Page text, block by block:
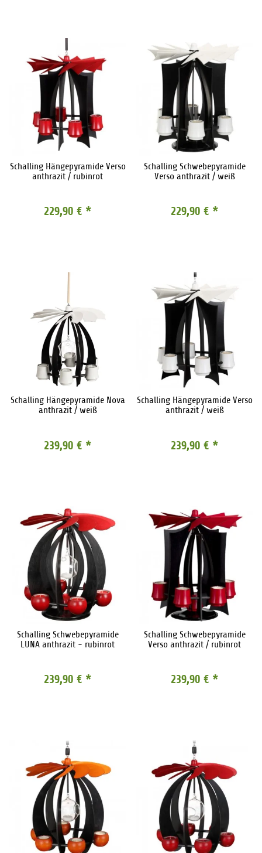
Schalling Hängepyramide Verso
anthrazit / rubinrot
229,90 € *
Schalling Schwebepyramide
Verso anthrazit / weiß
229,90 € *
Schalling Hängepyramide Nova
anthrazit / weiß
239,90 € *
Schalling Hängepyramide Verso
anthrazit / weiß
239,90 € *
Schalling Schwebepyramide
LUNA anthrazit - rubinrot
239,90 € *
Schalling Schwebepyramide
Verso anthrazit / rubinrot
239,90 € *